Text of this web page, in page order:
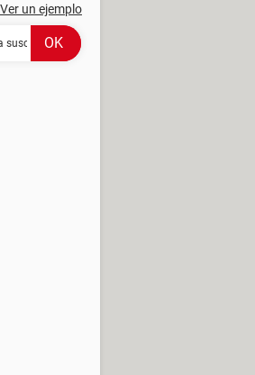
Ver un ejemplo